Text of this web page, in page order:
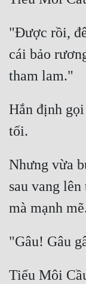
"Được rồi,
cái bảo
Hắn định
Nhưng vừa
sau vang
Tiểu Môi